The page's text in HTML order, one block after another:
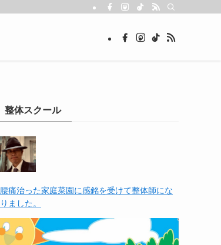
整体スクール
腰痛治った家庭菜園に感銘を受けて整体師にな
りました。